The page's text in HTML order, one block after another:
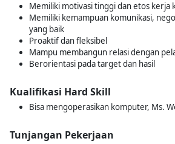
Memiliki motivasi tinggi dan etos kerja
Memiliki kemampuan komunikasi,
yang baik
Proaktif dan fleksibel
Mampu membangun relasi dengan
Berorientasi pada target dan hasil
Kualifikasi Hard Skill
Bisa mengoperasikan komputer, Ms.
Tunjangan Pekerjaan